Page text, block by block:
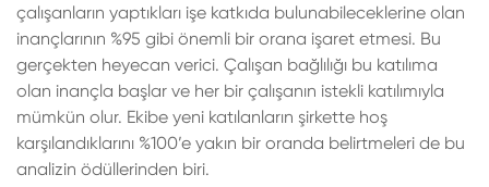
çalışanların yaptıkları işe katkıda bulunabileceklerine olan
inançlarının %95 gibi önemli bir orana işaret etmesi. Bu
gerçekten heyecan verici. Çalışan bağlılığı bu katılıma
olan inançla başlar ve her bir çalışanın istekli katılımıyla
mümkün olur. Ekibe yeni katılanların şirkette hoş
karşılandıklarını %100’e yakın bir oranda belirtmeleri de bu
analizin ödüllerinden biri.